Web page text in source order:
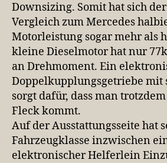
Downsizing. Somit hat sich
Vergleich zum Mercedes
Motorleistung sogar mehr als
kleine Dieselmotor hat nur
an Drehmoment. Ein
Doppelkupplungsgetriebe mit
sorgt dafür, dass man
Fleck kommt.
Auf der Ausstattungsseite hat
Fahrzeugklasse inzwischen
elektronischer Helferlein